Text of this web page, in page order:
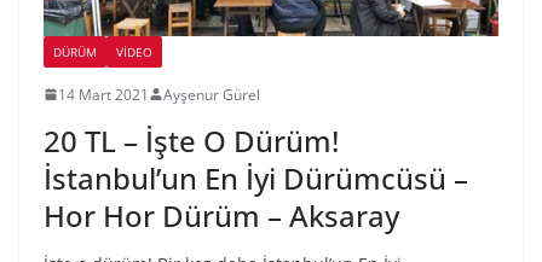
DÜRÜM VIDEO
14 Mart 2021 Ayşenur Gürel
20 TL – İşte O Dürüm!
İstanbul’un En İyi Dürümcüsü –
Hor Hor Dürüm – Aksaray